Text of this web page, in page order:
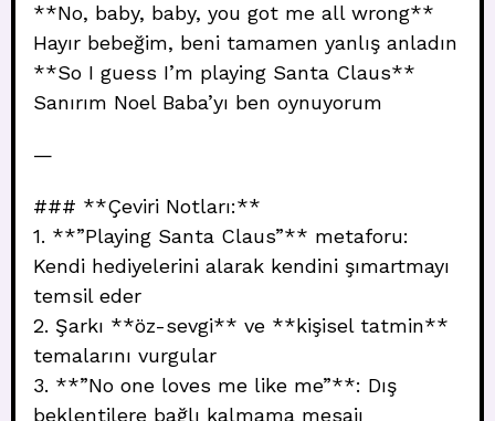
**No, baby, baby, you got me all wrong**
Hayır bebeğim, beni tamamen yanlış anladın
**So I guess I’m playing Santa Claus**
Sanırım Noel Baba’yı ben oynuyorum
—
### **Çeviri Notları:**
1. **”Playing Santa Claus”** metaforu:
Kendi hediyelerini alarak kendini şımartmayı
temsil eder
2. Şarkı **öz-sevgi** ve **kişisel tatmin**
temalarını vurgular
3. **”No one loves me like me”**: Dış
beklentilere bağlı kalmama mesajı